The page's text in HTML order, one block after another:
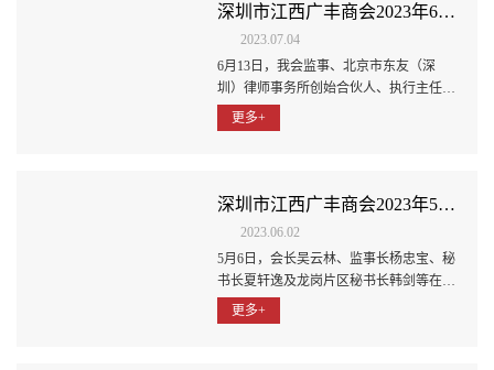
深圳市江西广丰商会2023年6月份简报
2023.07.04
6月13日，我会监事、北京市东友（深
圳）律师事务所创始合伙人、执行主任付
强及其团队在商会会议室为大家带来一场
“香港身份好处及申请途径流程解读”主题
现场学习。
更多+
深圳市江西广丰商会2023年5月份简报
2023.06.02
5月6日，会长吴云林、监事长杨忠宝、秘
书长夏轩逸及龙岗片区秘书长韩剑等在商
会会议室召开建设装饰工程分会筹备讨论
会，商讨分会成立的各项细节工作。
更多+